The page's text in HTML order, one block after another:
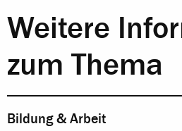
Weitere
zum Thema
Bildung & Arbeit